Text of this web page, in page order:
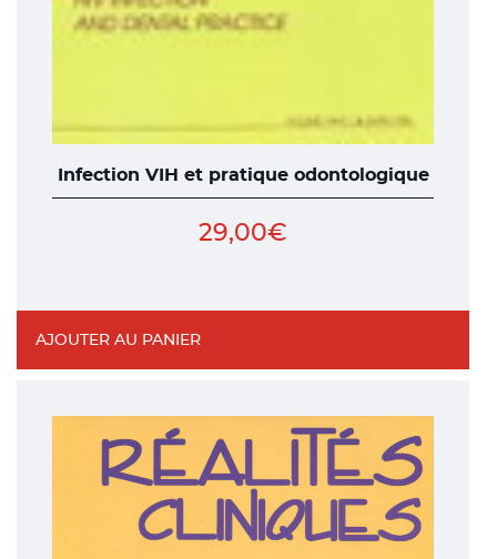
Infection VIH et pratique odontologique
29,00€
AJOUTER AU PANIER